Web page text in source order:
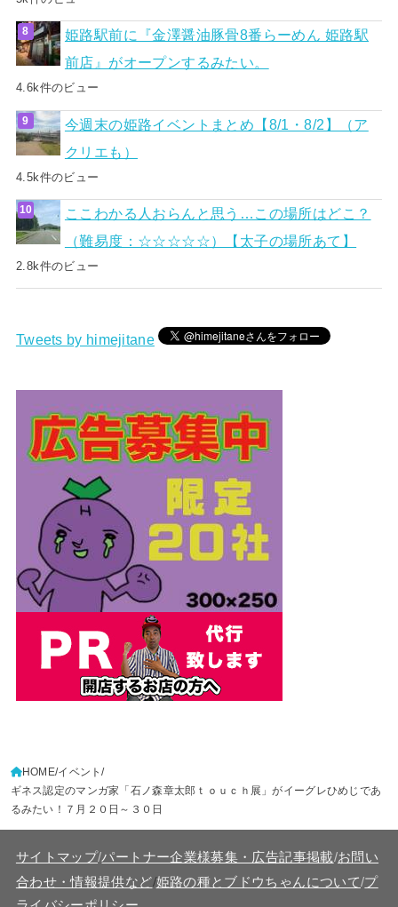
姫路駅前に『金澤醤油豚骨8番らーめん 姫路駅
前店』がオープンするみたい。
4.6k件のビュー
今週末の姫路イベントまとめ【8/1・8/2】（ア
クリエも）
4.5k件のビュー
ここわかる人おらんと思う…この場所はどこ？
（難易度：☆☆☆☆☆）【太子の場所あて】
2.8k件のビュー
Tweets by himejitane
HOME イベント
ギネス認定のマンガ家「石ノ森章太郎ｔｏｕｃｈ展」がイーグレひめじであ
るみたい！７月２０日～３０日
サイトマップ/パートナー企業様募集・広告記事掲載/お問い
合わせ・情報提供など/姫路の種とブドウちゃんについて/プ